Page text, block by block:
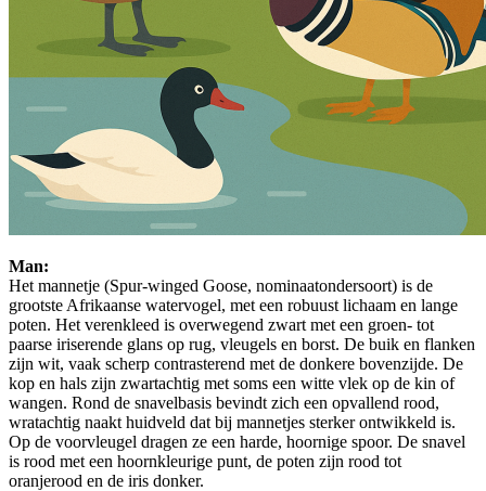
Man:
Het mannetje (Spur-winged Goose, nominaatondersoort) is de
grootste Afrikaanse watervogel, met een robuust lichaam en lange
poten. Het verenkleed is overwegend zwart met een groen- tot
paarse iriserende glans op rug, vleugels en borst. De buik en flanken
zijn wit, vaak scherp contrasterend met de donkere bovenzijde. De
kop en hals zijn zwartachtig met soms een witte vlek op de kin of
wangen. Rond de snavelbasis bevindt zich een opvallend rood,
wratachtig naakt huidveld dat bij mannetjes sterker ontwikkeld is.
Op de voorvleugel dragen ze een harde, hoornige spoor. De snavel
is rood met een hoornkleurige punt, de poten zijn rood tot
oranjerood en de iris donker.